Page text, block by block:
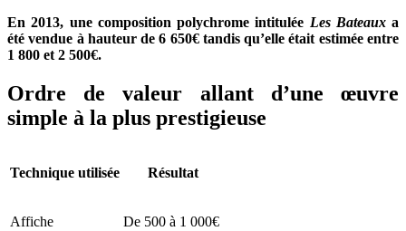
En 2013, une composition polychrome intitulée Les Bateauxa
été vendue à hauteur de 6 650€ tandis qu’elle était estimée entre
1 800 et 2 500€.
Ordre de valeur allant d’une œuvre
simple à la plus prestigieuse
Technique utilisée Résultat
Affiche De 500 à 1 000€